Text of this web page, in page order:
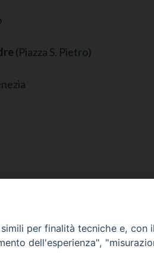
(Piazza S. Pietro)
e
per finalità tecniche e,
dell'esperienza",